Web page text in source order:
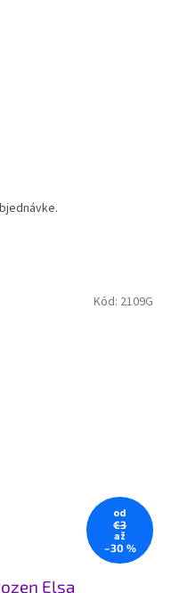
od
€3
až
–30 %
Elsa
Kód: 2109G